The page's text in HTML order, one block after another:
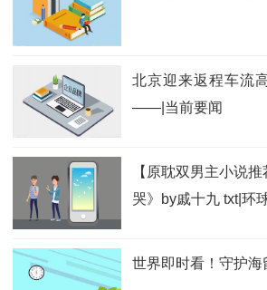
北京迎来返程车流
——|当前要闻
【原耽双男主小说
哭》by戚十九 txt|环
世界即时看！守护海